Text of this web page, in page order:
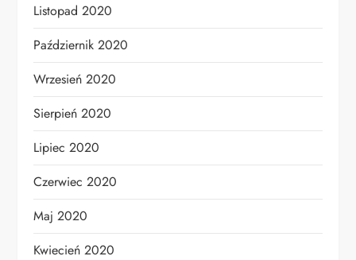
Listopad 2020
Październik 2020
Wrzesień 2020
Sierpień 2020
Lipiec 2020
Czerwiec 2020
Maj 2020
Kwiecień 2020